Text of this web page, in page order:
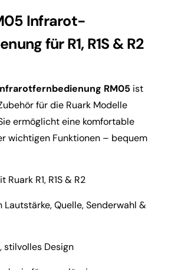
Infrarot-
für R1, R1S & R2
RM05 ist
für die Ruark Modelle
ermöglicht eine komfortable
wichtigen Funktionen – bequem
R1, R1S & R2
Lautstärke, Quelle, Senderwahl &
stilvolles Design